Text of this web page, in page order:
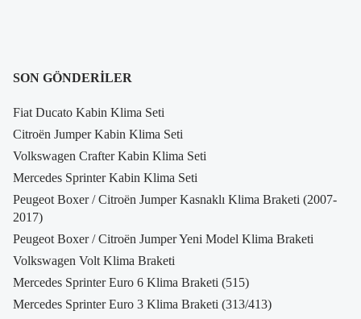
SON GÖNDERILER
Fiat Ducato Kabin Klima Seti
Citroën Jumper Kabin Klima Seti
Volkswagen Crafter Kabin Klima Seti
Mercedes Sprinter Kabin Klima Seti
Peugeot Boxer / Citroën Jumper Kasnaklı Klima Braketi (2007-
2017)
Peugeot Boxer / Citroën Jumper Yeni Model Klima Braketi
Volkswagen Volt Klima Braketi
Mercedes Sprinter Euro 6 Klima Braketi (515)
Mercedes Sprinter Euro 3 Klima Braketi (313/413)